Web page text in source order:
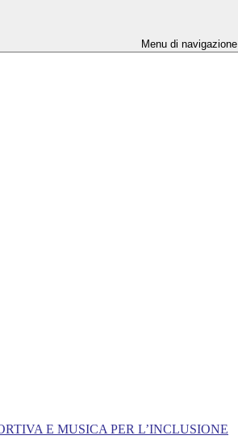
Menu di navigazione
E MUSICA PER L’INCLUSIONE